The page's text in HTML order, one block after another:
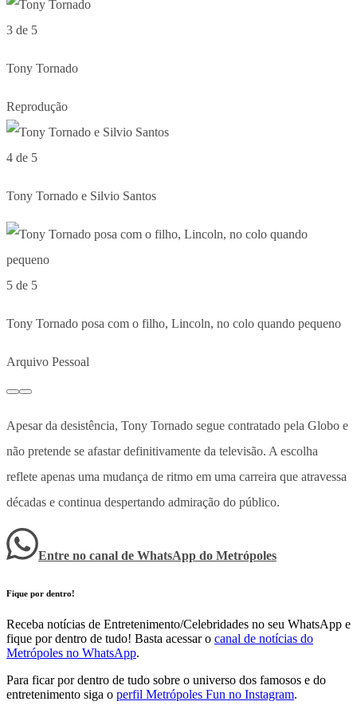
3 de 5
Tony Tornado
Reprodução
4 de 5
Tony Tornado e Silvio Santos
5 de 5
Tony Tornado posa com o filho, Lincoln, no colo quando pequeno
Arquivo Pessoal
Apesar da desistência, Tony Tornado segue contratado pela Globo e
não pretende se afastar definitivamente da televisão. A escolha
reflete apenas uma mudança de ritmo em uma carreira que atravessa
décadas e continua despertando admiração do público.
Entre no canal de WhatsApp do Metrópoles
Fique por dentro!
Receba notícias de Entretenimento/Celebridades no seu WhatsApp e
fique por dentro de tudo! Basta acessar o canal de notícias do
Metrópoles no WhatsApp.
Para ficar por dentro de tudo sobre o universo dos famosos e do
entretenimento siga o perfil Metrópoles Fun no Instagram.